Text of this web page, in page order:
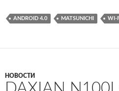
ANDROID 4.0 MATSUNICHI WI-
НОВОСТИ